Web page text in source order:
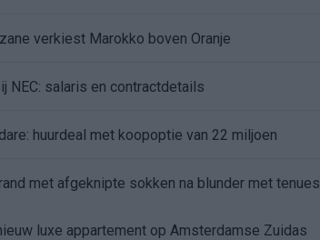
verkiest Marokko boven Oranje
NEC: salaris en contractdetails
huurdeal met koopoptie van 22 miljoen
met afgeknipte sokken na blunder met tenues
luxe appartement op Amsterdamse Zuidas